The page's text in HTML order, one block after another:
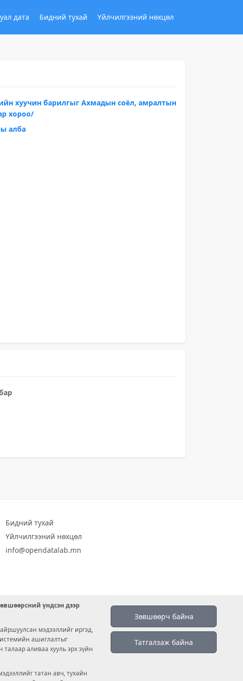
дата Бидний тухай Үйлчилгээний нөхцөл
хуучин барилгыг Ахмадын соёл, амралтын
хороо/
алба
Бидний тухай
Үйлчилгээний нөхцөл
info@opendatalab.mn
Зөвшөөрч байна
Татгалзаж байна
үндсэн дээр
мэдээллийг иргэд,
ашиглалтыг
талаар аливаа хууль эрх зүйн
татан авч, тухайн